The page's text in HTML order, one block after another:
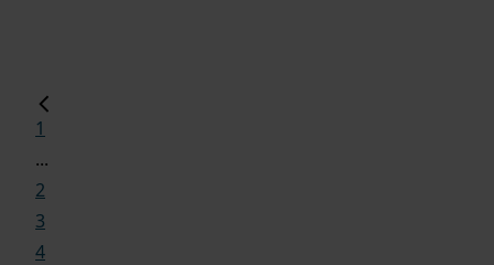
1
...
2
3
4